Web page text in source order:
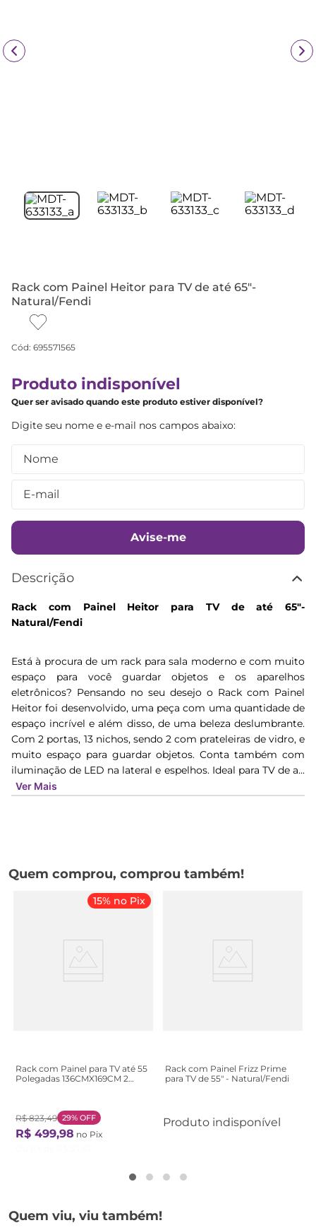
Rack com Painel Heitor para TV de até 65"-
Natural/Fendi
Cód: 695571565
Produto indisponível
Quer ser avisado quando este produto estiver disponível?
Avise-me
Descrição
Rack com Painel Heitor para TV de até 65"-
Natural/Fendi
Está à procura de um rack para sala moderno e com muito
espaço para você guardar objetos e os aparelhos
eletrônicos? Pensando no seu desejo o Rack com Painel
Heitor foi desenvolvido, uma peça com uma quantidade de
espaço incrível e além disso, de uma beleza deslumbrante.
Com 2 portas, 13 nichos, sendo 2 com prateleiras de vidro, e
muito espaço para guardar objetos. Conta também com
iluminação de LED na lateral e espelhos. Ideal para TV de a...
Ver Mais
Quem comprou, comprou também!
15% no Pix
Rack com Painel para TV até 55
Polegadas 136CMX169CM 2
R$ 823,49 29% OFF
R$ 499,98 no Pix
Rack com Painel Frizz Prime
para TV de 55" - Natural/Fendi
Produto indisponível
Quem viu, viu também!